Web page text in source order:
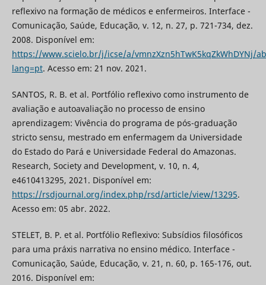
reflexivo na formação de médicos e enfermeiros. Interface -
Comunicação, Saúde, Educação, v. 12, n. 27, p. 721-734, dez.
2008. Disponível em:
https://www.scielo.br/j/icse/a/vmnzXzn5hTwK5kqZkWhDYNj/
lang=pt. Acesso em: 21 nov. 2021.
SANTOS, R. B. et al. Portfólio reflexivo como instrumento de
avaliação e autoavaliação no processo de ensino
aprendizagem: Vivência do programa de pós-graduação
stricto sensu, mestrado em enfermagem da Universidade
do Estado do Pará e Universidade Federal do Amazonas.
Research, Society and Development, v. 10, n. 4,
e4610413295, 2021. Disponível em:
https://rsdjournal.org/index.php/rsd/article/view/13295.
Acesso em: 05 abr. 2022.
STELET, B. P. et al. Portfólio Reflexivo: Subsídios filosóficos
para uma práxis narrativa no ensino médico. Interface -
Comunicação, Saúde, Educação, v. 21, n. 60, p. 165-176, out.
2016. Disponível em: